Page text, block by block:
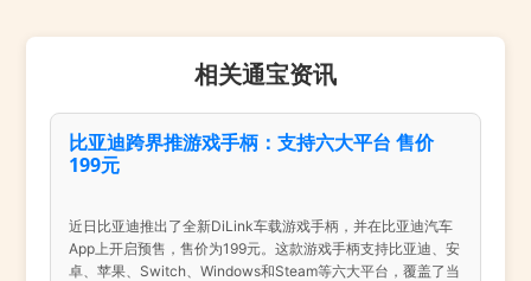
相关通宝资讯
比亚迪跨界推游戏手柄：支持六大平台 售价
199元
近日比亚迪推出了全新DiLink车载游戏手柄，并在比亚迪汽车
App上开启预售，售价为199元。这款游戏手柄支持比亚迪、安
卓、苹果、Switch、Windows和Steam等六大平台，覆盖了当